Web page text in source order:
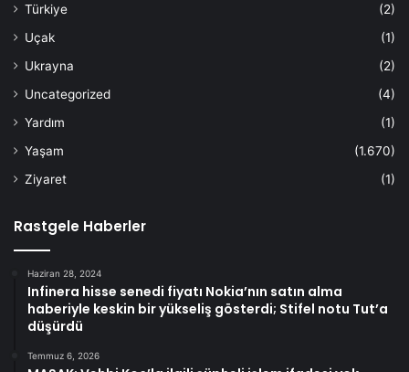
Türkiye
(2)
Uçak
(1)
Ukrayna
(2)
Uncategorized
(4)
Yardım
(1)
Yaşam
(1.670)
Ziyaret
(1)
Rastgele Haberler
Haziran 28, 2024
Infinera hisse senedi fiyatı Nokia’nın satın alma
haberiyle keskin bir yükseliş gösterdi; Stifel notu Tut’a
düşürdü
Temmuz 6, 2026